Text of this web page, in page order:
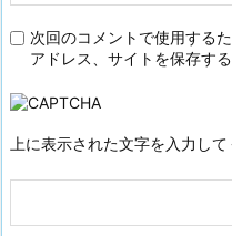
次回のコメントで使用する
アドレス、サイトを保存する
上に表示された文字を入力して